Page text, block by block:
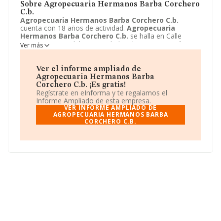
Sobre Agropecuaria Hermanos Barba Corchero
C.b.
Agropecuaria Hermanos Barba Corchero C.b.
cuenta con 18 años de actividad. Agropecuaria
Hermanos Barba Corchero C.b. se halla en Calle
Fuente, 34, Guadalmez, Ciudad real.
Agropecuaria
Hermanos Barba Corchero C.b.toma la forma
Ver más
Ver el informe ampliado de
Agropecuaria Hermanos Barba
Corchero C.b. ¡Es gratis!
Regístrate en eInforma y te regalamos el
Informe Ampliado de esta empresa.
VER INFORME AMPLIADO DE
AGROPECUARIA HERMANOS BARBA
CORCHERO C.B.